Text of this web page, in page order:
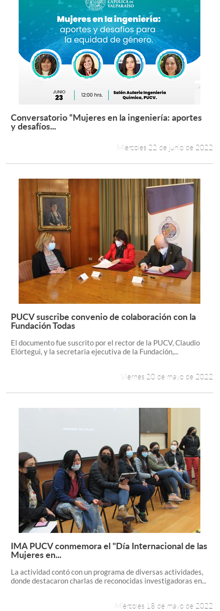
Leer más +
Conversatorio “Mujeres en la ingeniería: aportes
y desafíos...
Miércoles 22 de junio de 2022
Leer más +
PUCV suscribe convenio de colaboración con la
Fundación Todas
El documento fue suscrito por el rector de la PUCV, Claudio
Elórtegui, y la secretaria ejecutiva de la Fundación,...
Viernes 20 de mayo de 2022
Leer más +
IMA PUCV conmemora el "Día Internacional de las
Mujeres en...
La actividad contó con un programa de diversas actividades,
donde destacaron charlas de reconocidas investigadoras en...
Miércoles 18 de mayo de 2022